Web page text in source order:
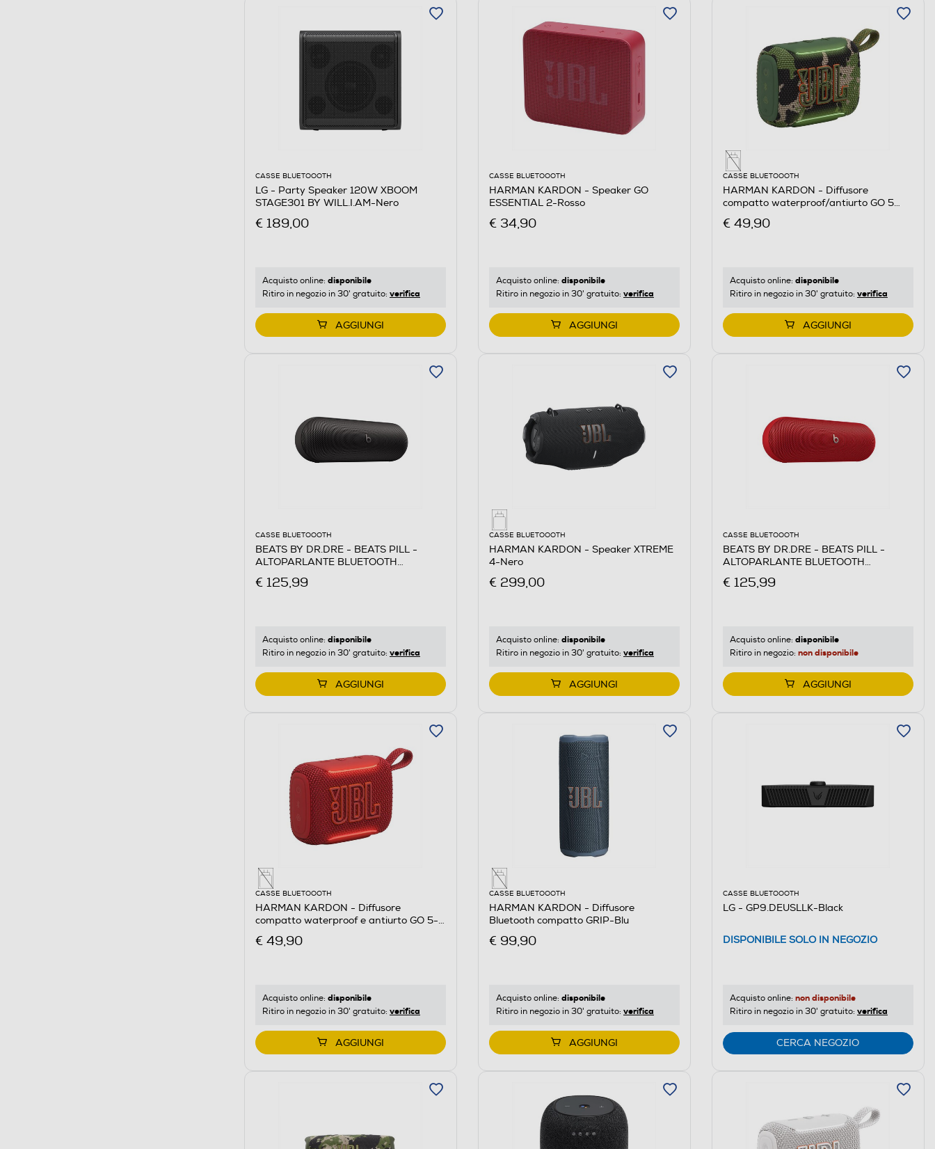
CASSE BLUETOOOTH
LG - Party Speaker 120W XBOOM
STAGE301 BY WILL.I.AM-Nero
€ 189,00
Acquisto online: disponibile
Ritiro in negozio in 30' gratuito: verifica
AGGIUNGI
CASSE BLUETOOOTH
HARMAN KARDON - Speaker GO
ESSENTIAL 2-Rosso
€ 34,90
Acquisto online: disponibile
Ritiro in negozio in 30' gratuito: verifica
AGGIUNGI
CASSE BLUETOOOTH
HARMAN KARDON - Diffusore
compatto waterproof/antiurto GO 5
€ 49,90
Acquisto online: disponibile
Ritiro in negozio in 30' gratuito: verifica
AGGIUNGI
CASSE BLUETOOOTH
BEATS BY DR.DRE - BEATS PILL -
ALTOPARLANTE BLUETOOTH
€ 125,99
Acquisto online: disponibile
Ritiro in negozio in 30' gratuito: verifica
AGGIUNGI
CASSE BLUETOOOTH
HARMAN KARDON - Speaker XTREME
4-Nero
€ 299,00
Acquisto online: disponibile
Ritiro in negozio in 30' gratuito: verifica
AGGIUNGI
CASSE BLUETOOOTH
BEATS BY DR.DRE - BEATS PILL -
ALTOPARLANTE BLUETOOTH
€ 125,99
Acquisto online: disponibile
Ritiro in negozio: non disponibile
AGGIUNGI
CASSE BLUETOOOTH
HARMAN KARDON - Diffusore
compatto waterproof e antiurto GO 5-
€ 49,90
Acquisto online: disponibile
Ritiro in negozio in 30' gratuito: verifica
AGGIUNGI
CASSE BLUETOOOTH
HARMAN KARDON - Diffusore
Bluetooth compatto GRIP-Blu
€ 99,90
Acquisto online: disponibile
Ritiro in negozio in 30' gratuito: verifica
AGGIUNGI
CASSE BLUETOOOTH
LG - GP9.DEUSLLK-Black
DISPONIBILE SOLO IN NEGOZIO
Acquisto online: non disponibile
Ritiro in negozio in 30' gratuito: verifica
CERCA NEGOZIO